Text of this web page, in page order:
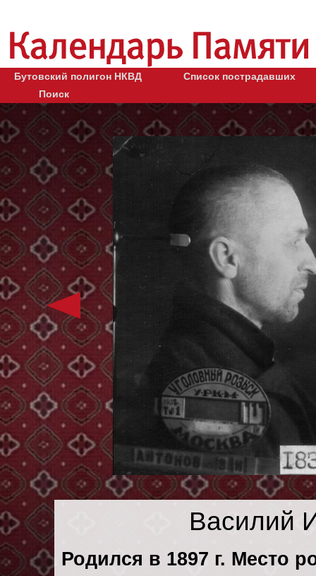
Бутовский полигон НКВД
Список пострадавших
Поиск
Василий
Родился в 1897 г. Место